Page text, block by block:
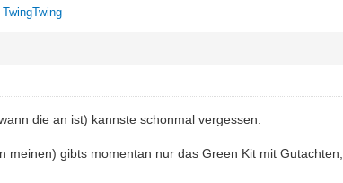
TwingTwing
die an ist) kannste schonmal vergessen.
meinen) gibts momentan nur das Green Kit mit